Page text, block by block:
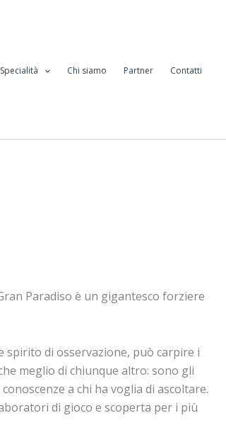
Specialità Chi siamo Partner Contatti
Paradiso è un gigantesco forziere
spirito di osservazione, può carpire i
meglio di chiunque altro: sono gli
a chi ha voglia di ascoltare.
di gioco e scoperta per i più